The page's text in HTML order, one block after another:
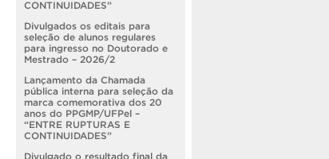
CONTINUIDADES”
Divulgados os editais para
seleção de alunos regulares
para ingresso no Doutorado e
Mestrado – 2026/2
Lançamento da Chamada
pública interna para seleção da
marca comemorativa dos 20
anos do PPGMP/UFPel –
“ENTRE RUPTURAS E
CONTINUIDADES”
Divulgado o resultado final da